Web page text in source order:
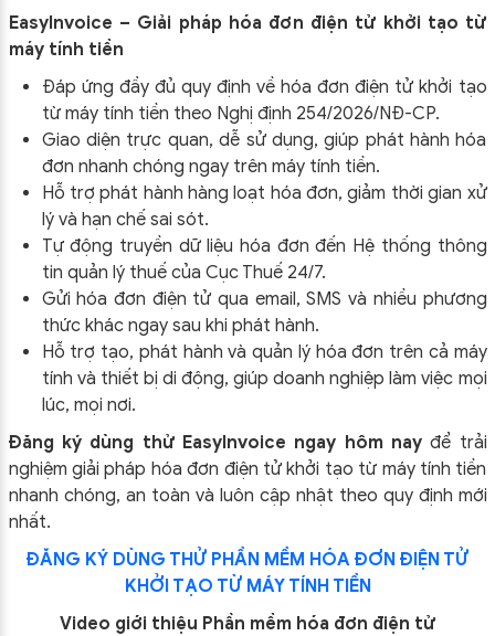
EasyInvoice – Giải pháp hóa đơn điện tử khởi tạo từ
máy tính tiền
Đáp ứng đầy đủ quy định về hóa đơn điện tử khởi tạo
từ máy tính tiền theo Nghị định 254/2026/NĐ-CP.
Giao diện trực quan, dễ sử dụng, giúp phát hành hóa
đơn nhanh chóng ngay trên máy tính tiền.
Hỗ trợ phát hành hàng loạt hóa đơn, giảm thời gian xử
lý và hạn chế sai sót.
Tự động truyền dữ liệu hóa đơn đến Hệ thống thông
tin quản lý thuế của Cục Thuế 24/7.
Gửi hóa đơn điện tử qua email, SMS và nhiều phương
thức khác ngay sau khi phát hành.
Hỗ trợ tạo, phát hành và quản lý hóa đơn trên cả máy
tính và thiết bị di động, giúp doanh nghiệp làm việc mọi
lúc, mọi nơi.
Đăng ký dùng thử EasyInvoice ngay hôm nayđể trải
nghiệm giải pháp hóa đơn điện tử khởi tạo từ máy tính tiền
nhanh chóng, an toàn và luôn cập nhật theo quy định mới
nhất.
ĐĂNG KÝ DÙNG THỬ PHẦN MỀM HÓA ĐƠN ĐIỆN TỬ
KHỞI TẠO TỪ MÁY TÍNH TIỀN
Video giới thiệu Phần mềm hóa đơn điện tử